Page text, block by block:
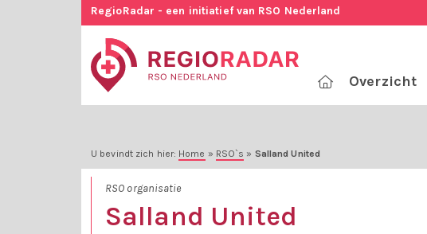
RegioRadar - een initiatief van RSO Nederland
Overzicht
U bevindt zich hier: Home » RSO`s » Salland United
RSO organisatie
Salland United